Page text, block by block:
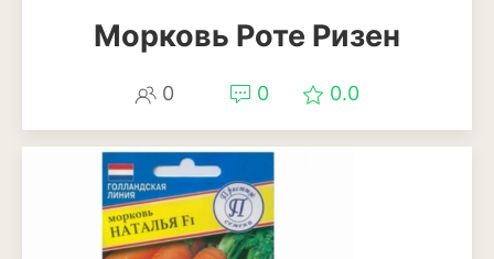
Морковь Роте Ризен
0 0 0.0